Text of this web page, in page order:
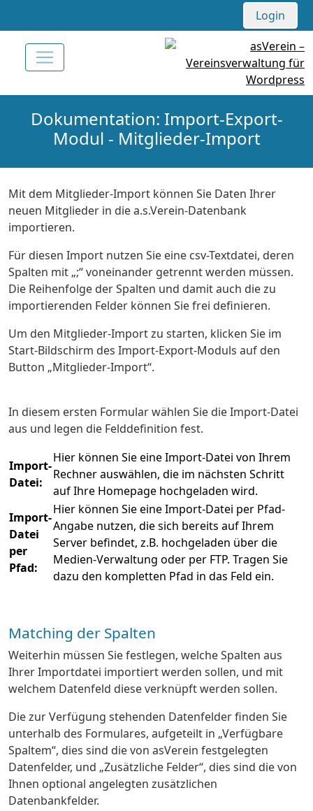
Login
Dokumentation: Import-Export-
Modul - Mitglieder-Import
Mit dem Mitglieder-Import können Sie Daten Ihrer
neuen Mitglieder in die a.s.Verein-Datenbank
importieren.
Für diesen Import nutzen Sie eine csv-Textdatei, deren
Spalten mit „;“ voneinander getrennt werden müssen.
Die Reihenfolge der Spalten und damit auch die zu
importierenden Felder können Sie frei definieren.
Um den Mitglieder-Import zu starten, klicken Sie im
Start-Bildschirm des Import-Export-Moduls auf den
Button „Mitglieder-Import“.
In diesem ersten Formular wählen Sie die Import-Datei
aus und legen die Felddefinition fest.
Import-
Datei:
Hier können Sie eine Import-Datei von Ihrem
Rechner auswählen, die im nächsten Schritt
auf Ihre Homepage hochgeladen wird.
Import-
Datei
per
Pfad:
Hier können Sie eine Import-Datei per Pfad-
Angabe nutzen, die sich bereits auf Ihrem
Server befindet, z.B. hochgeladen über die
Medien-Verwaltung oder per FTP. Tragen Sie
dazu den kompletten Pfad in das Feld ein.
Matching der Spalten
Weiterhin müssen Sie festlegen, welche Spalten aus
Ihrer Importdatei importiert werden sollen, und mit
welchem Datenfeld diese verknüpft werden sollen.
Die zur Verfügung stehenden Datenfelder finden Sie
unterhalb des Formulares, aufgeteilt in „Verfügbare
Spaltem“, dies sind die von asVerein festgelegten
Datenfelder, und „Zusätzliche Felder“, dies sind die von
Ihnen optional angelegten zusätzlichen
Datenbankfelder.